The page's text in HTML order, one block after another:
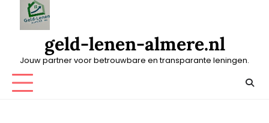
geld-lenen-almere.nl
Jouw partner voor betrouwbare en transparante leningen.